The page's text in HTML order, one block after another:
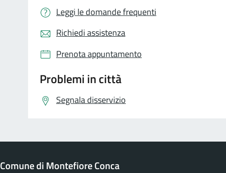
Leggi le domande frequenti
Richiedi assistenza
Prenota appuntamento
Problemi in città
Segnala disservizio
Comune di Montefiore Conca